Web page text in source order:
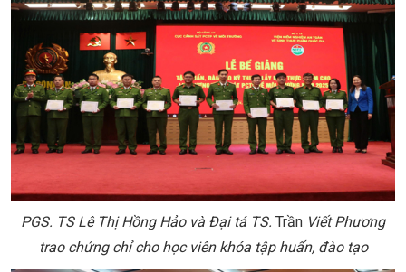
PGS. TS Lê Thị Hồng Hảo và Đại tá TS. Trần Viết Phương
trao chứng chỉ cho học viên khóa tập huấn, đào tạo